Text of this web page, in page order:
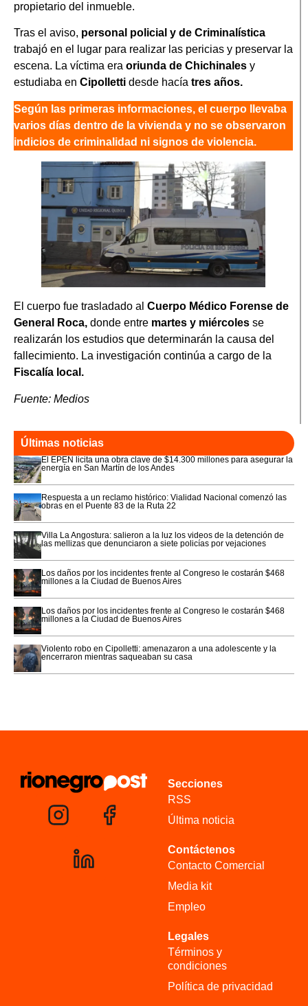
propietario del inmueble.
Tras el aviso, personal policial y de Criminalística
trabajó en el lugar para realizar las pericias y preservar la
escena. La víctima era oriunda de Chichinales y
estudiaba en Cipolletti desde hacía tres años.
Según las primeras informaciones, el cuerpo llevaba
varios días dentro de la vivienda y no se observaron
indicios de criminalidad ni signos de violencia.
El cuerpo fue trasladado al Cuerpo Médico Forense de
General Roca, donde entre martes y miércoles se
realizarán los estudios que determinarán la causa del
fallecimiento. La investigación continúa a cargo de la
Fiscalía local.
Fuente: Medios
Últimas noticias
El EPEN licita una obra clave de $14.300 millones para asegurar la
energía en San Martín de los Andes
Respuesta a un reclamo histórico: Vialidad Nacional comenzó las
obras en el Puente 83 de la Ruta 22
Villa La Angostura: salieron a la luz los videos de la detención de
las mellizas que denunciaron a siete policías por vejaciones
Los daños por los incidentes frente al Congreso le costarán $468
millones a la Ciudad de Buenos Aires
Los daños por los incidentes frente al Congreso le costarán $468
millones a la Ciudad de Buenos Aires
Violento robo en Cipolletti: amenazaron a una adolescente y la
encerraron mientras saqueaban su casa
Secciones
RSS
Última noticia
Contáctenos
Contacto Comercial
Media kit
Empleo
Legales
Términos y
condiciones
Política de privacidad